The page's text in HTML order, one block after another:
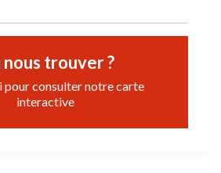
nous trouver ?
pour consulter notre carte
interactive